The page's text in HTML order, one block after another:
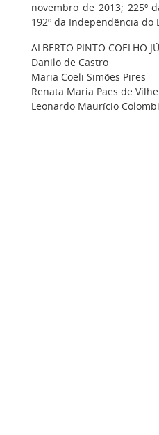
novembro de 2013; 225º
192º da Independência do
ALBERTO PINTO COELHO
Danilo de Castro
Maria Coeli Simões Pires
Renata Maria Paes de
Leonardo Maurício